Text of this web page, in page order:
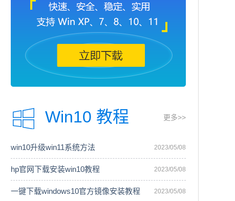
Win10 教程 更多>>
win10升级win11系统方法 2023/05/08
hp官网下载安装win10教程 2023/05/08
一键下载windows10官方镜像安装教程 2023/05/08